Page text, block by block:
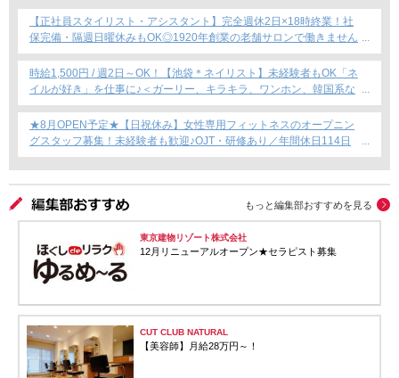
【正社員スタイリスト・アシスタント】完全週休2日×18時終業！社
保完備・隔週日曜休みもOK◎1920年創業の老舗サロンで働きません
か？
時給1,500円 / 週2日～OK！【池袋＊ネイリスト】未経験者もOK「ネ
イルが好き」を仕事に♪＜ガーリー、キラキラ、ワンホン、韓国系な
ど幅広く提案できます！＞
★8月OPEN予定★【日祝休み】女性専用フィットネスのオープニン
グスタッフ募集！未経験者も歓迎♪OJT・研修あり／年間休日114日
／賞与年2回支給／育児短時間勤務制度あり◎
もっと編集部おすすめを見る
東京建物リゾート株式会社
12月リニューアルオープン★セラピスト募集
CUT CLUB NATURAL
【美容師】月給28万円～！